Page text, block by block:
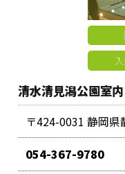
清水清見潟公園室
〒424-0031 静岡
054-367-9780